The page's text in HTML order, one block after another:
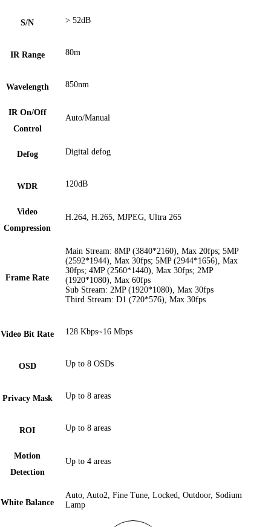
S/N > 52dB
IR Range 80m
Wavelength 850nm
IR On/Off
Control
Auto/Manual
Defog Digital defog
WDR 120dB
Video
Compression
H.264, H.265, MJPEG, Ultra 265
Frame Rate
Main Stream: 8MP (3840*2160), Max 20fps; 5MP
(2592*1944), Max 30fps; 5MP (2944*1656), Max
30fps; 4MP (2560*1440), Max 30fps; 2MP
(1920*1080), Max 60fps
Sub Stream: 2MP (1920*1080), Max 30fps
Third Stream: D1 (720*576), Max 30fps
Video Bit Rate 128 Kbps~16 Mbps
OSD Up to 8 OSDs
Privacy Mask Up to 8 areas
ROI Up to 8 areas
Motion
Detection
Up to 4 areas
White Balance
Auto, Auto2, Fine Tune, Locked, Outdoor, Sodium
Lamp